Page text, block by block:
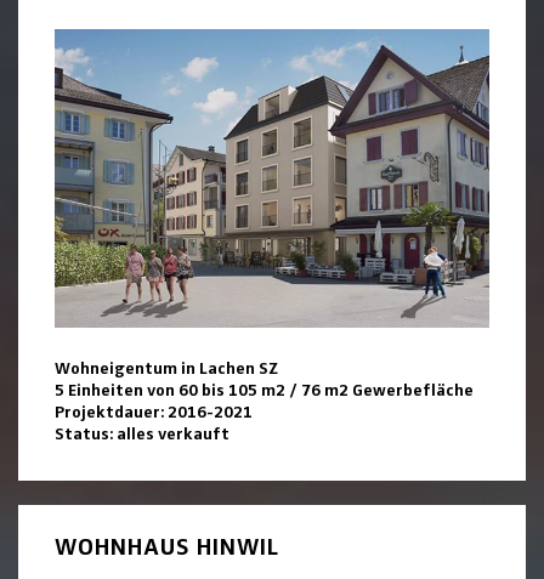
Wohneigentum in Lachen SZ
5 Einheiten von 60 bis 105 m2 / 76 m2 Gewerbefläche
Projektdauer: 2016-2021
Status: alles verkauft
WOHNHAUS HINWIL